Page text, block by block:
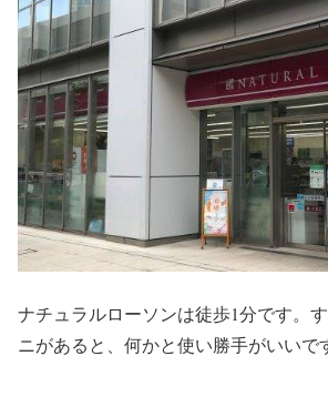
ナチュラルローソンは徒歩1分です。
ニがあると、何かと使い勝手がいいで